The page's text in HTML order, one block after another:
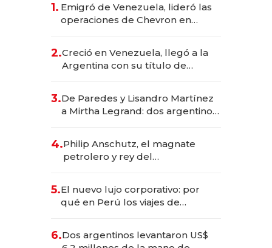
1. Emigró de Venezuela, lideró las
operaciones de Chevron en
2.Creció en Venezuela, llegó a la
Argentina con su título de
las marcas "fast premium"
3.De Paredes y Lisandro Martínez
a Mirtha Legrand: dos argentinos
4.Philip Anschutz, el magnate
petrolero y rey del
Fénix
5.El nuevo lujo corporativo: por
qué en Perú los viajes de
para convertirse en experiencias
transformadoras
6.Dos argentinos levantaron US$